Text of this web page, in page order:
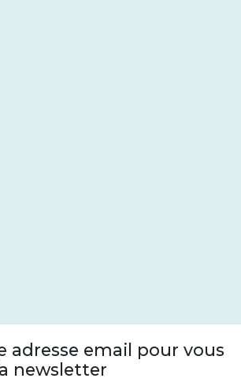
adresse email pour vous
newsletter